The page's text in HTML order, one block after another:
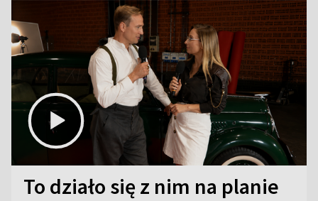
To działo się z nim na planie